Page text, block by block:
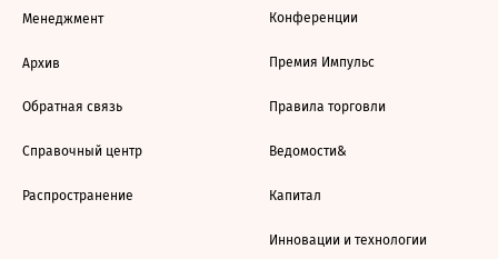
Менеджмент
Архив
Обратная связь
Справочный центр
Распространение
Конференции
Премия Импульс
Правила торговли
Ведомости&
Капитал
Инновации и технологии